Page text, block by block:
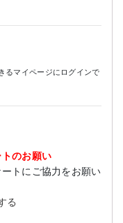
るマイページにログインで
のお願い
トにご協力をお願い
る